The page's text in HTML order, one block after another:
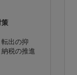
策
出の抑
税の推進